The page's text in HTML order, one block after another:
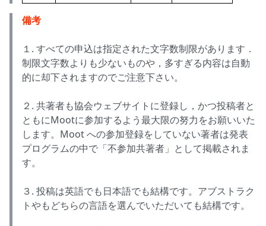
備考
１. すべての申込は指定された文字数制限があります．
制限文字数よりも少ないものや，多すぎる内容は自動
的に却下されますのでご注意下さい。
２. 共著者も協会ウェブサイトに登録し，かつ投稿者と
ともにMootに参加するよう最大限の努力をお願いいた
します。Moot への参加登録をしていない著者は発表
プログラムの中で「不参加共著者」として掲載されま
す。
３. 投稿は英語でも日本語でも結構です。アブストラク
トやもどちらの言語を選んでいただいても結構です。